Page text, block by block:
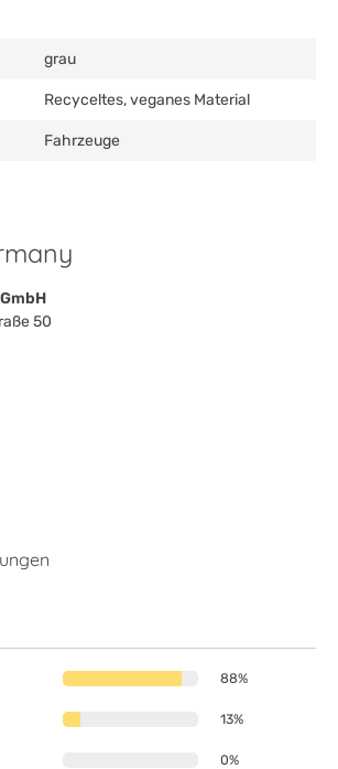
grau
Recyceltes, veganes Material
Fahrzeuge
50
von 4.8 von 5 Sternen
88%
13%
0%